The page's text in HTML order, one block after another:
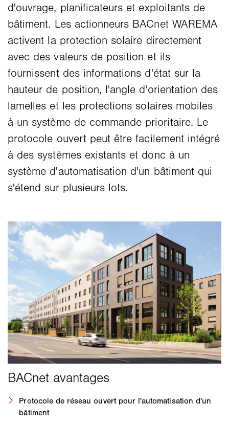
d'ouvrage, planificateurs et exploitants de
bâtiment. Les actionneurs BACnet WAREMA
activent la protection solaire directement
avec des valeurs de position et ils
fournissent des informations d'état sur la
hauteur de position, l'angle d'orientation des
lamelles et les protections solaires mobiles
à un système de commande prioritaire. Le
protocole ouvert peut être facilement intégré
à des systèmes existants et donc à un
système d'automatisation d'un bâtiment qui
s'étend sur plusieurs lots.
Protocole de réseau ouvert pour l'automatisation d'un
bâtiment